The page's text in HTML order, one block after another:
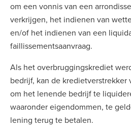
om een vonnis van een
verkrijgen, het indienen van
en/of het indienen van een
faillissementsaanvraag.
Als het overbruggingskrediet
bedrijf, kan de kredietverstrekker
om het lenende bedrijf te
waaronder eigendommen, te
lening terug te betalen.